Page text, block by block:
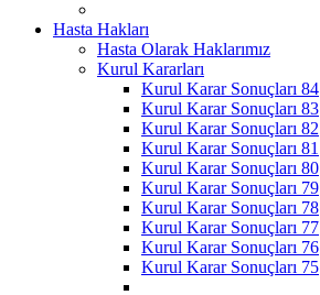
Hasta Hakları
Hasta Olarak Haklarımız
Kurul Kararları
Kurul Karar Sonuçları 84
Kurul Karar Sonuçları 83
Kurul Karar Sonuçları 82
Kurul Karar Sonuçları 81
Kurul Karar Sonuçları 80
Kurul Karar Sonuçları 79
Kurul Karar Sonuçları 78
Kurul Karar Sonuçları 77
Kurul Karar Sonuçları 76
Kurul Karar Sonuçları 75